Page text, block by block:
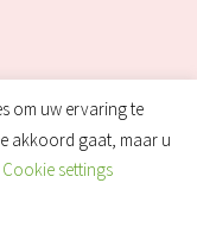
om uw ervaring te
akkoord gaat, maar u
Cookie settings